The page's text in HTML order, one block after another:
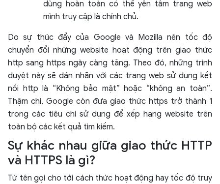
dùng hoàn toàn có thể yên tâm trang web
mình truy cập là chính chủ.
Do sự thúc đẩy của Google và Mozilla nên tốc độ
chuyển đổi những website hoạt động trên giao thức
http sang https ngày càng tăng. Theo đó, những trình
duyệt này sẽ dán nhãn với các trang web sử dụng kết
nối http là “Không bảo mật” hoặc “không an toàn”.
Thậm chí, Google còn đưa giao thức https trở thành 1
trong các tiêu chí sử dụng để xếp hạng website trên
toàn bộ các kết quả tìm kiếm.
Sự khác nhau giữa giao thức HTTP
và HTTPS là gì?
Từ tên gọi cho tới cách thức hoạt động hay tốc độ truy